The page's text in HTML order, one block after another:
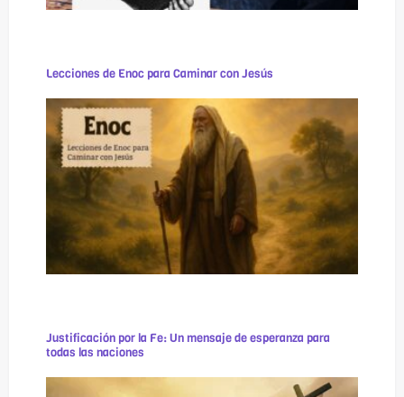
Lecciones de Enoc para Caminar con Jesús
Justificación por la Fe: Un mensaje de esperanza para
todas las naciones